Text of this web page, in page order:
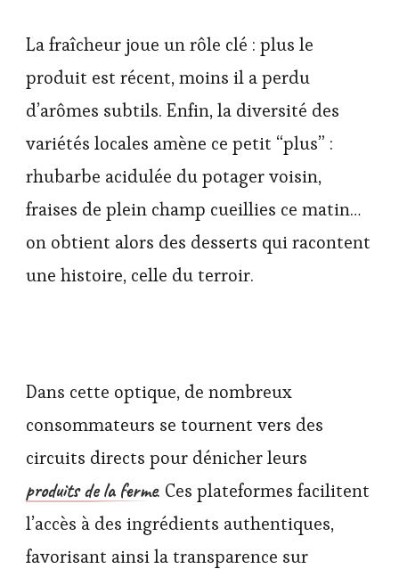
La fraîcheur joue un rôle clé : plus le
produit est récent, moins il a perdu
d’arômes subtils. Enfin, la diversité des
variétés locales amène ce petit “plus” :
rhubarbe acidulée du potager voisin,
fraises de plein champ cueillies ce matin…
on obtient alors des desserts qui racontent
une histoire, celle du terroir.
Dans cette optique, de nombreux
consommateurs se tournent vers des
circuits directs pour dénicher leurs
produits de la ferme. Ces plateformes facilitent
l’accès à des ingrédients authentiques,
favorisant ainsi la transparence sur